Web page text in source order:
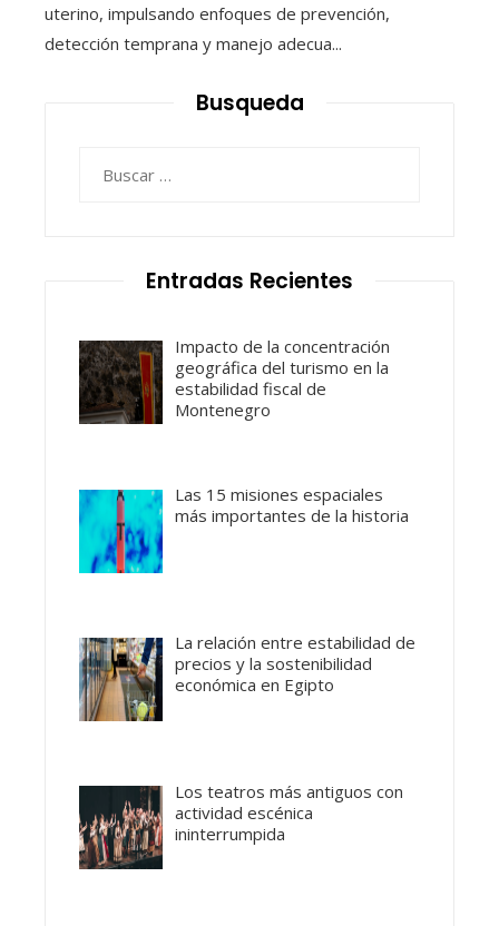
uterino, impulsando enfoques de prevención,
detección temprana y manejo adecua...
Busqueda
Entradas Recientes
Impacto de la concentración
geográfica del turismo en la
estabilidad fiscal de
Montenegro
Las 15 misiones espaciales
más importantes de la historia
La relación entre estabilidad de
precios y la sostenibilidad
económica en Egipto
Los teatros más antiguos con
actividad escénica
ininterrumpida